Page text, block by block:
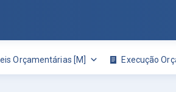
Orçamentárias [M] Execução